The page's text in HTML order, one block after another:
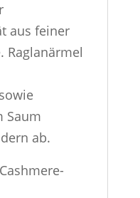
aus feiner
Raglanärmel
Saum
ab.